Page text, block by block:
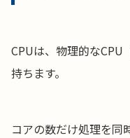
CPUは、物理的なCPU
持ちます。
コアの数だけ処理を同